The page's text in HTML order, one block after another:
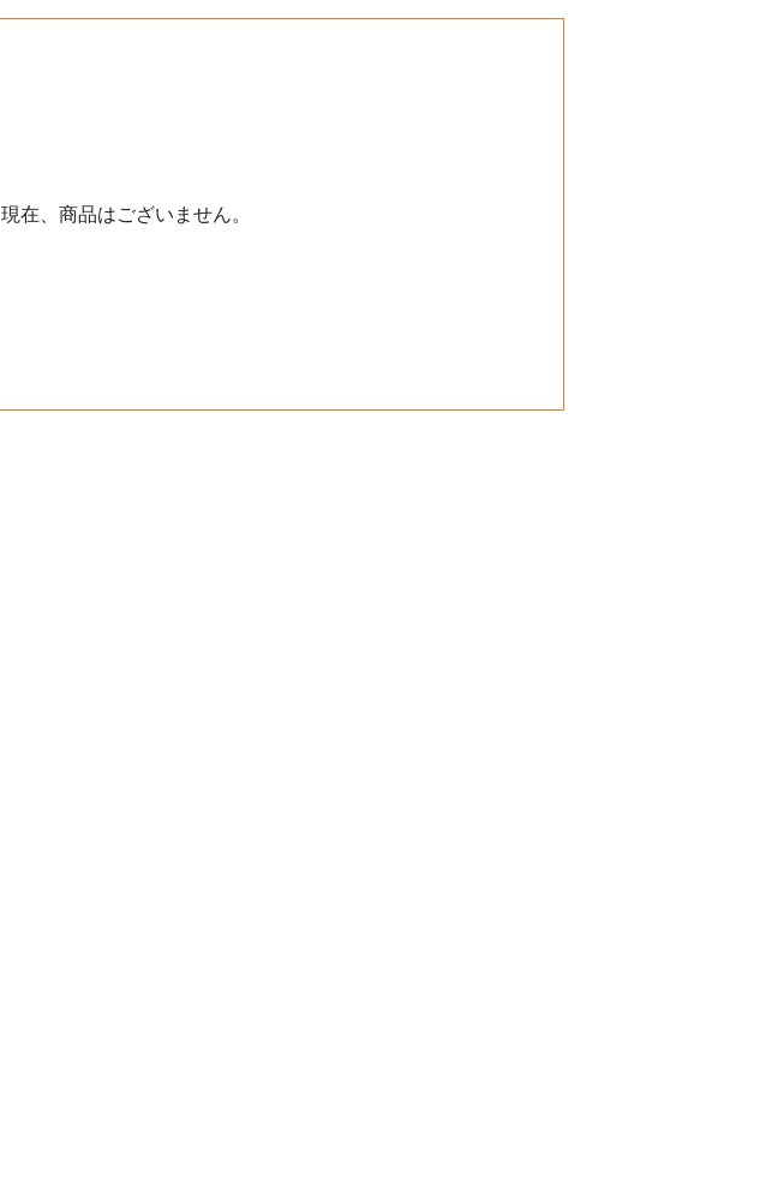
現在、商品はございません。